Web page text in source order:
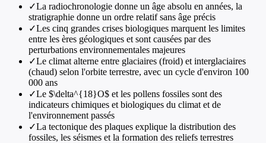
✓La radiochronologie donne un âge absolu en années, la
stratigraphie donne un ordre relatif sans âge précis
✓Les cinq grandes crises biologiques marquent les limites
entre les ères géologiques et sont causées par des
perturbations environnementales majeures
✓Le climat alterne entre glaciaires (froid) et interglaciaires
(chaud) selon l'orbite terrestre, avec un cycle d'environ 100
000 ans
✓Le $\delta^{18}O$ et les pollens fossiles sont des
indicateurs chimiques et biologiques du climat et de
l'environnement passés
✓La tectonique des plaques explique la distribution des
fossiles, les séismes et la formation des reliefs terrestres